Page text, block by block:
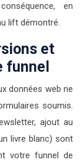
en
lift démontré.
et
funnel
données web ne
soumis.
ajout au
livre blanc) sont
votre funnel de